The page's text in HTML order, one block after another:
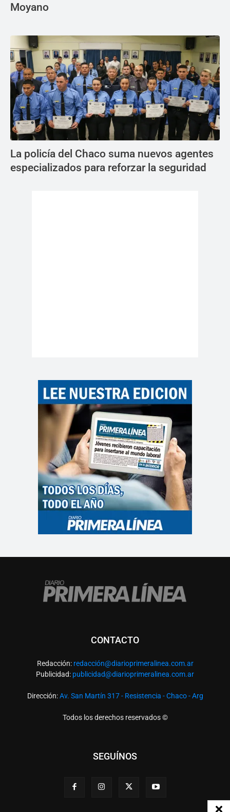
Moyano
La policía del Chaco suma nuevos agentes
especializados para reforzar la seguridad
CONTACTO
Redacción: redacción@diarioprimeralinea.com.ar
Publicidad: publicidad@diarioprimeralinea.com.ar
Dirección:Av. San Martín 317 - Resistencia - Chaco - Arg
Todos los derechos reservados ©
SEGUÍNOS